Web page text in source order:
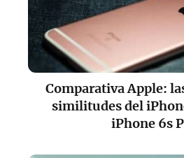
Comparativa Apple:
similitudes del
iPhone 6s